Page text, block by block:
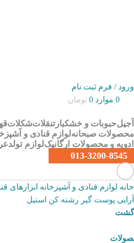
ورود / فرم ثبت نام
0 موارد 0 تومان
آجیلحبوبات و خشکبار تنقلاتشکلات
محصولات صبحانهلوازم قنادی و
ادویه و محصولات ارگانیکلوازم تولد
013-3200-8545
خانه لوازم قنادی و آشپزخانه ابزارهای
آرایی پوست گیر رشته کن استیل